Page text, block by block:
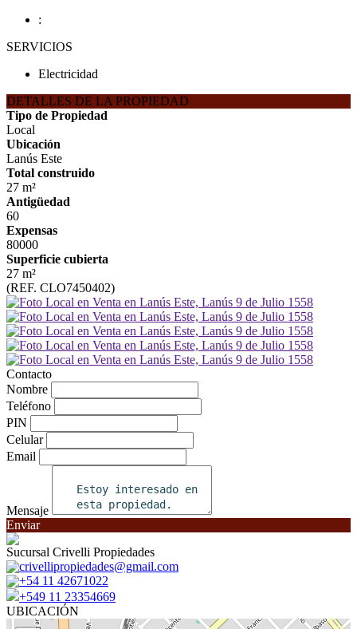
:
SERVICIOS
Electricidad
DETALLES DE LA PROPIEDAD
Tipo de Propiedad
Local
Ubicación
Lanús Este
Total construido
27 m²
Antigüedad
60
Expensas
80000
Superficie cubierta
27 m²
(REF. CLO7450402)
Contacto
Nombre
Teléfono
PIN
Celular
Email
Mensaje
Enviar
Sucursal Crivelli Propiedades
crivellipropiedades@gmail.com
+54 11 42671022
+549 11 23354669
UBICACIÓN